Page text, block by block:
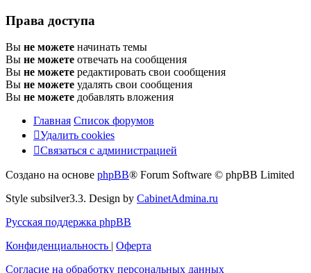
Права доступа
Вы не можете начинать темы
Вы не можете отвечать на сообщения
Вы не можете редактировать свои сообщения
Вы не можете удалять свои сообщения
Вы не можете добавлять вложения
Главная Список форумов
Удалить cookies
Связаться
администрацией
Связаться с администрацией
Создано на основе phpBB® Forum Software © phpBB Limited
Style subsilver3.3. Design by CabinetAdmina.ru
Русская поддержка phpBB
Конфиденциальность | Оферта
Согласие на обработку персональных данных